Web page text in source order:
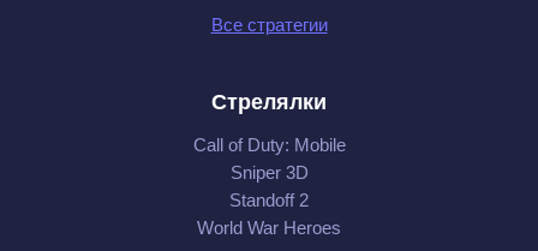
Все стратегии
Стрелялки
Call of Duty: Mobile
Sniper 3D
Standoff 2
World War Heroes